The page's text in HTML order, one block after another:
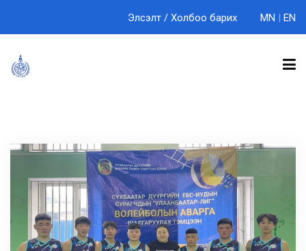
Элсэлт / Холбоо барих MN | EN
СУРГАЛТ